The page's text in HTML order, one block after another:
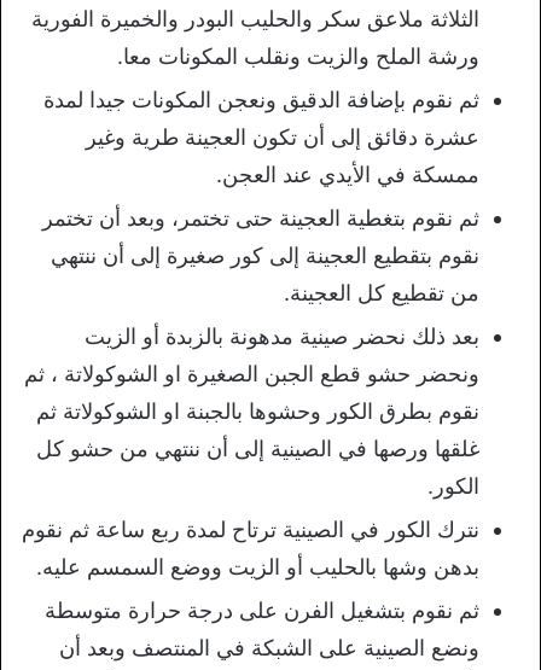
الثلاثة ملاعق سكر والحليب البودر والخميرة الفورية
ورشة الملح والزيت ونقلب المكونات معا.
ثم نقوم بإضافة الدقيق ونعجن المكونات جيدا لمدة
عشرة دقائق إلى أن تكون العجينة طرية وغير
ممسكة في الأيدي عند العجن.
ثم نقوم بتغطية العجينة حتى تختمر، وبعد أن تختمر
نقوم بتقطيع العجينة إلى كور صغيرة إلى أن ننتهي
من تقطيع كل العجينة.
بعد ذلك نحضر صينية مدهونة بالزبدة أو الزيت
ونحضر حشو قطع الجبن الصغيرة او الشوكولاتة ، ثم
نقوم بطرق الكور وحشوها بالجبنة او الشوكولاتة ثم
غلقها ورصها في الصينية إلى أن ننتهي من حشو كل
الكور.
نترك الكور في الصينية ترتاح لمدة ربع ساعة ثم نقوم
بدهن وشها بالحليب أو الزيت ووضع السمسم عليه.
ثم نقوم بتشغيل الفرن على درجة حرارة متوسطة
ونضع الصينية على الشبكة في المنتصف وبعد أن